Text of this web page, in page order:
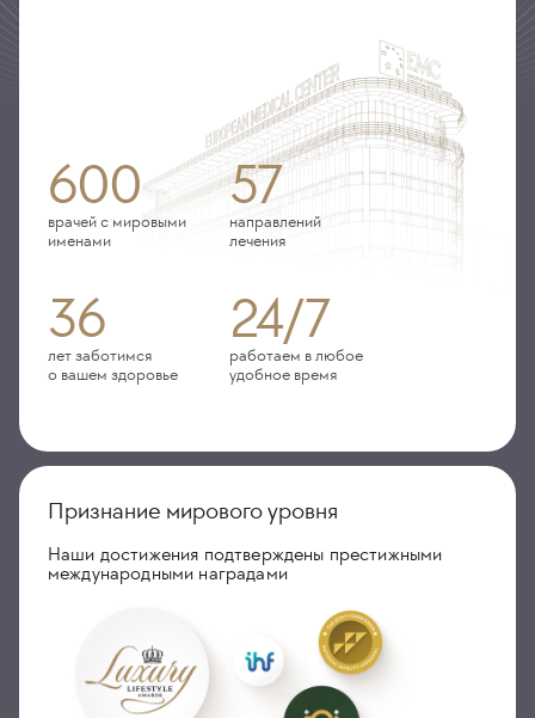
600
врачей с мировыми
именами
57
направлений
лечения
36
лет заботимся
о вашем здоровье
24/7
работаем в любое
удобное время
Признание мирового уровня
Наши достижения подтверждены престижными
международными наградами